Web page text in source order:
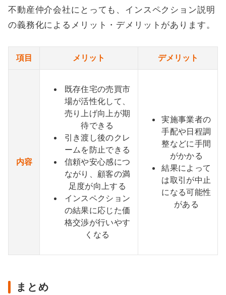
不動産仲介会社にとっても、インスペクション説明
の義務化によるメリット・デメリットがあります。
項目 メリット デメリット
内容
既存住宅の売買市
場が活性化して、
売り上げ向上が期
待できる
引き渡し後のクレ
ームを防止できる
信頼や安心感につ
ながり、顧客の満
足度が向上する
インスペクション
の結果に応じた価
格交渉が行いやす
くなる
実施事業者の
手配や日程調
整などに手間
がかかる
結果によって
は取引が中止
になる可能性
がある
まとめ